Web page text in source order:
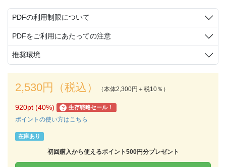
PDFの利用制限について
PDFをご利用にあたっての注意
推奨環境
2,530円（税込） （本体2,300円＋税10％）
920pt (40%) ? 生存戦略セール！
ポイントの使い方はこちら
在庫あり
初回購入から使えるポイント500円分プレゼント